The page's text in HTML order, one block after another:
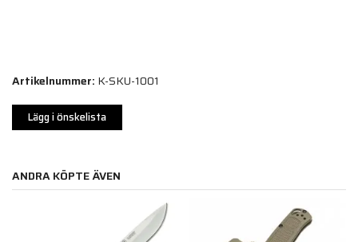
Artikelnummer: K-SKU-1001
Lägg i önskelista
ANDRA KÖPTE ÄVEN